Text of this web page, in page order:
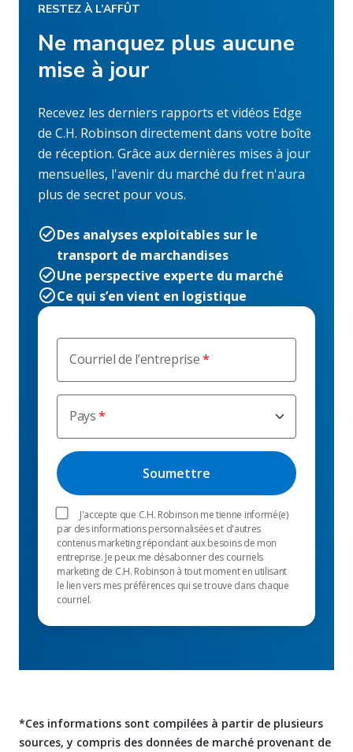
Courriel de l’entreprise
Pays
J'accepte que C.H. Robinson me tienne informé(e)
par des informations personnalisées et d'autres
contenus marketing répondant aux besoins de mon
entreprise. Je peux me désabonner des courriels
marketing de C.H. Robinson à tout moment en utilisant
le lien vers mes préférences qui se trouve dans chaque
courriel.
RESTEZ À L’AFFÛT
Ne manquez plus aucune
mise à jour
Recevez les derniers rapports et vidéos Edge
de C.H. Robinson directement dans votre boîte
de réception. Grâce aux dernières mises à jour
mensuelles, l'avenir du marché du fret n'aura
plus de secret pour vous.
Des analyses exploitables sur le
transport de marchandises
Une perspective experte du marché
Ce qui s’en vient en logistique
*Ces informations sont compilées à partir de plusieurs
sources, y compris des données de marché provenant de